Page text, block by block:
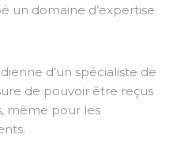
un domaine d’expertise
d’un spécialiste de
de pouvoir être reçus
même pour les